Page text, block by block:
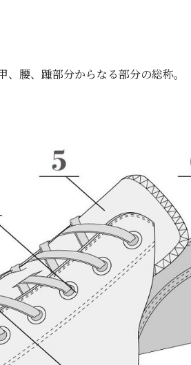
腰、踵部分からなる部分の総称。